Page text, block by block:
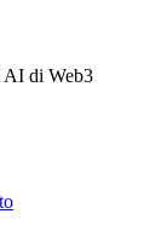
AI di Web3